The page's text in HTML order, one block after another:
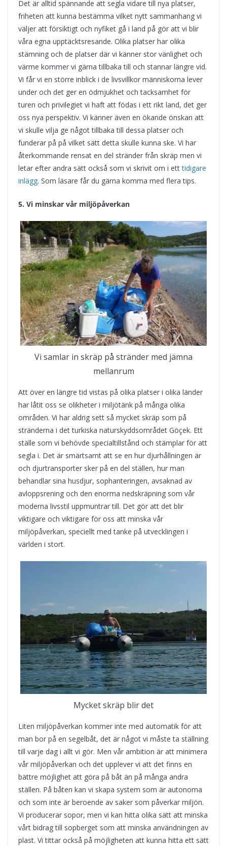
Det är alltid spännande att segla vidare till nya platser,
friheten att kunna bestämma vilket nytt sammanhang vi
väljer att försiktigt och nyfiket gå i land på gör att vi blir
våra egna upptäcktsresande. Olika platser har olika
stämning och de platser där vi känner stor vänlighet och
värme kommer vi gärna tillbaka till och stannar längre vid.
Vi får vi en större inblick i de livsvillkor människorna lever
under och det ger en ödmjukhet och tacksamhet för
turen och privilegiet vi haft att födas i ett rikt land, det ger
oss nya perspektiv. Vi känner även en ökande önskan att
vi skulle vilja ge något tillbaka till dessa platser och
funderar på på vilket sätt detta skulle kunna ske. Vi har
återkommande rensat en del stränder från skräp men vi
letar efter andra sätt också som vi skrivit om i etttidigare
inlägg. Som läsare får du gärna komma med flera tips.
5. Vi minskar vår miljöpåverkan
Vi samlar in skräp på stränder med jämna
mellanrum
Att över en längre tid vistas på olika platser i olika länder
har låtit oss se olikheter i miljötänk på många olika
områden. Vi har aldrig sett så mycket skräp som på
stränderna i det turkiska naturskyddsområdet Göçek. Ett
ställe som vi behövde specialtillstånd och stämplar för att
segla i. Det är smärtsamt att se en hur djurhållningen är
och djurtransporter sker på en del ställen, hur man
behandlar sina husdjur, sophanteringen, avsaknad av
avloppsrening och den enorma nedskräpning som vår
moderna livsstil uppmuntrar till. Det gör att det blir
viktigare och viktigare för oss att minska vår
miljöpåverkan, speciellt med tanke på utvecklingen i
världen i stort.
Mycket skräp blir det
Liten miljöpåverkan kommer inte med automatik för att
man bor på en segelbåt, det är något vi måste ta ställning
till varje dag i allt vi gör. Men vår ambition är att minimera
vår miljöpåverkan och det upplever vi att det finns en
bättre möjlighet att göra på båt än på många andra
ställen. På båten kan vi skapa system som är autonoma
och som inte är beroende av saker som påverkar miljön.
Vi producerar sopor, men vi kan hitta olika sätt att minska
vårt bidrag till sopberget som att minska användningen av
plast. Vi tittar också på möjligheten att kunna hitta ett sätt